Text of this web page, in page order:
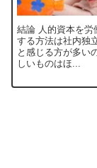
結論 人的資本を労
する方法は社内独
と感じる方が多い
しいものはほ...